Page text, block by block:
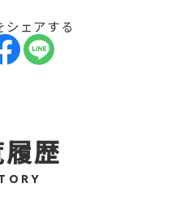
シェアする
歴